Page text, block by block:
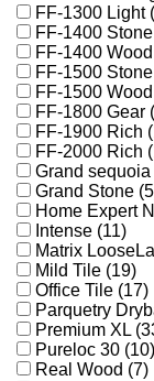
FF-1300 Light
FF-1400
FF-1400
FF-1500
FF-1500
FF-1800 Gear
FF-1900 Rich
FF-2000 Rich
Grand sequoia
Grand Stone
Home Expert
Intense (11)
Matrix
Mild Tile (19)
Office Tile (17)
Parquetry
Premium XL
Pureloc 30 (10)
Real Wood (7)